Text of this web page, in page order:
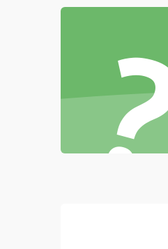
Проблемы с
Режим работы
Программные